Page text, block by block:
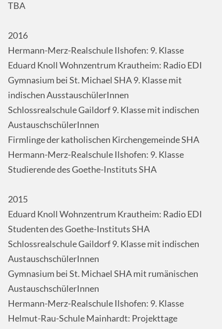
TBA
2016
Hermann-Merz-Realschule Ilshofen: 9. Klasse
Eduard Knoll Wohnzentrum Krautheim: Radio EDI
Gymnasium bei St. Michael SHA 9. Klasse mit
indischen AusstauschülerInnen
Schlossrealschule Gaildorf 9. Klasse mit indischen
AustauschschülerInnen
Firmlinge der katholischen Kirchengemeinde SHA
Hermann-Merz-Realschule Ilshofen: 9. Klasse
Studierende des Goethe-Instituts SHA
2015
Eduard Knoll Wohnzentrum Krautheim: Radio EDI
Studenten des Goethe-Instituts SHA
Schlossrealschule Gaildorf 9. Klasse mit indischen
AustauschschülerInnen
Gymnasium bei St. Michael SHA mit rumänischen
AustauschschülerInnen
Hermann-Merz-Realschule Ilshofen: 9. Klasse
Helmut-Rau-Schule Mainhardt: Projekttage